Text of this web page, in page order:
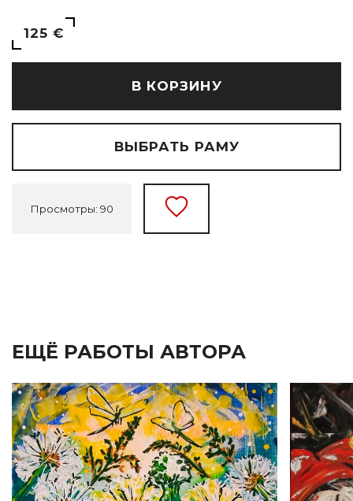
125 €
В КОРЗИНУ
ВЫБРАТЬ РАМУ
Просмотры: 90
ЕЩЁ РАБОТЫ АВТОРА